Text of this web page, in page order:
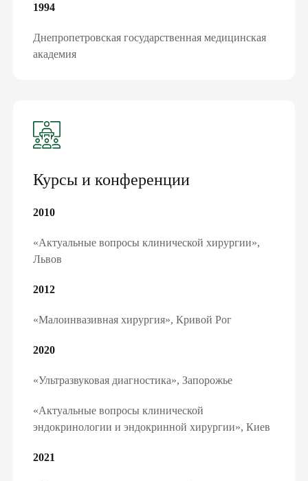
1994
Днепропетровская государственная медицинская
академия
Курсы и конференции
2010
«Актуальные вопросы клинической хирургии»,
Львов
2012
«Малоинвазивная хирургия», Кривой Рог
2020
«Ультразвуковая диагностика», Запорожье
«Актуальные вопросы клинической
эндокринологии и эндокринной хирургии», Киев
2021
ПОДПИШИ ДЕКЛАРАЦИЮ С
БЕСПЛАТНО:
электронные направления
«доступное лекарство»
ПОДПИСАТЬ ДЕКЛАРАЦИЮ ОНЛАЙН